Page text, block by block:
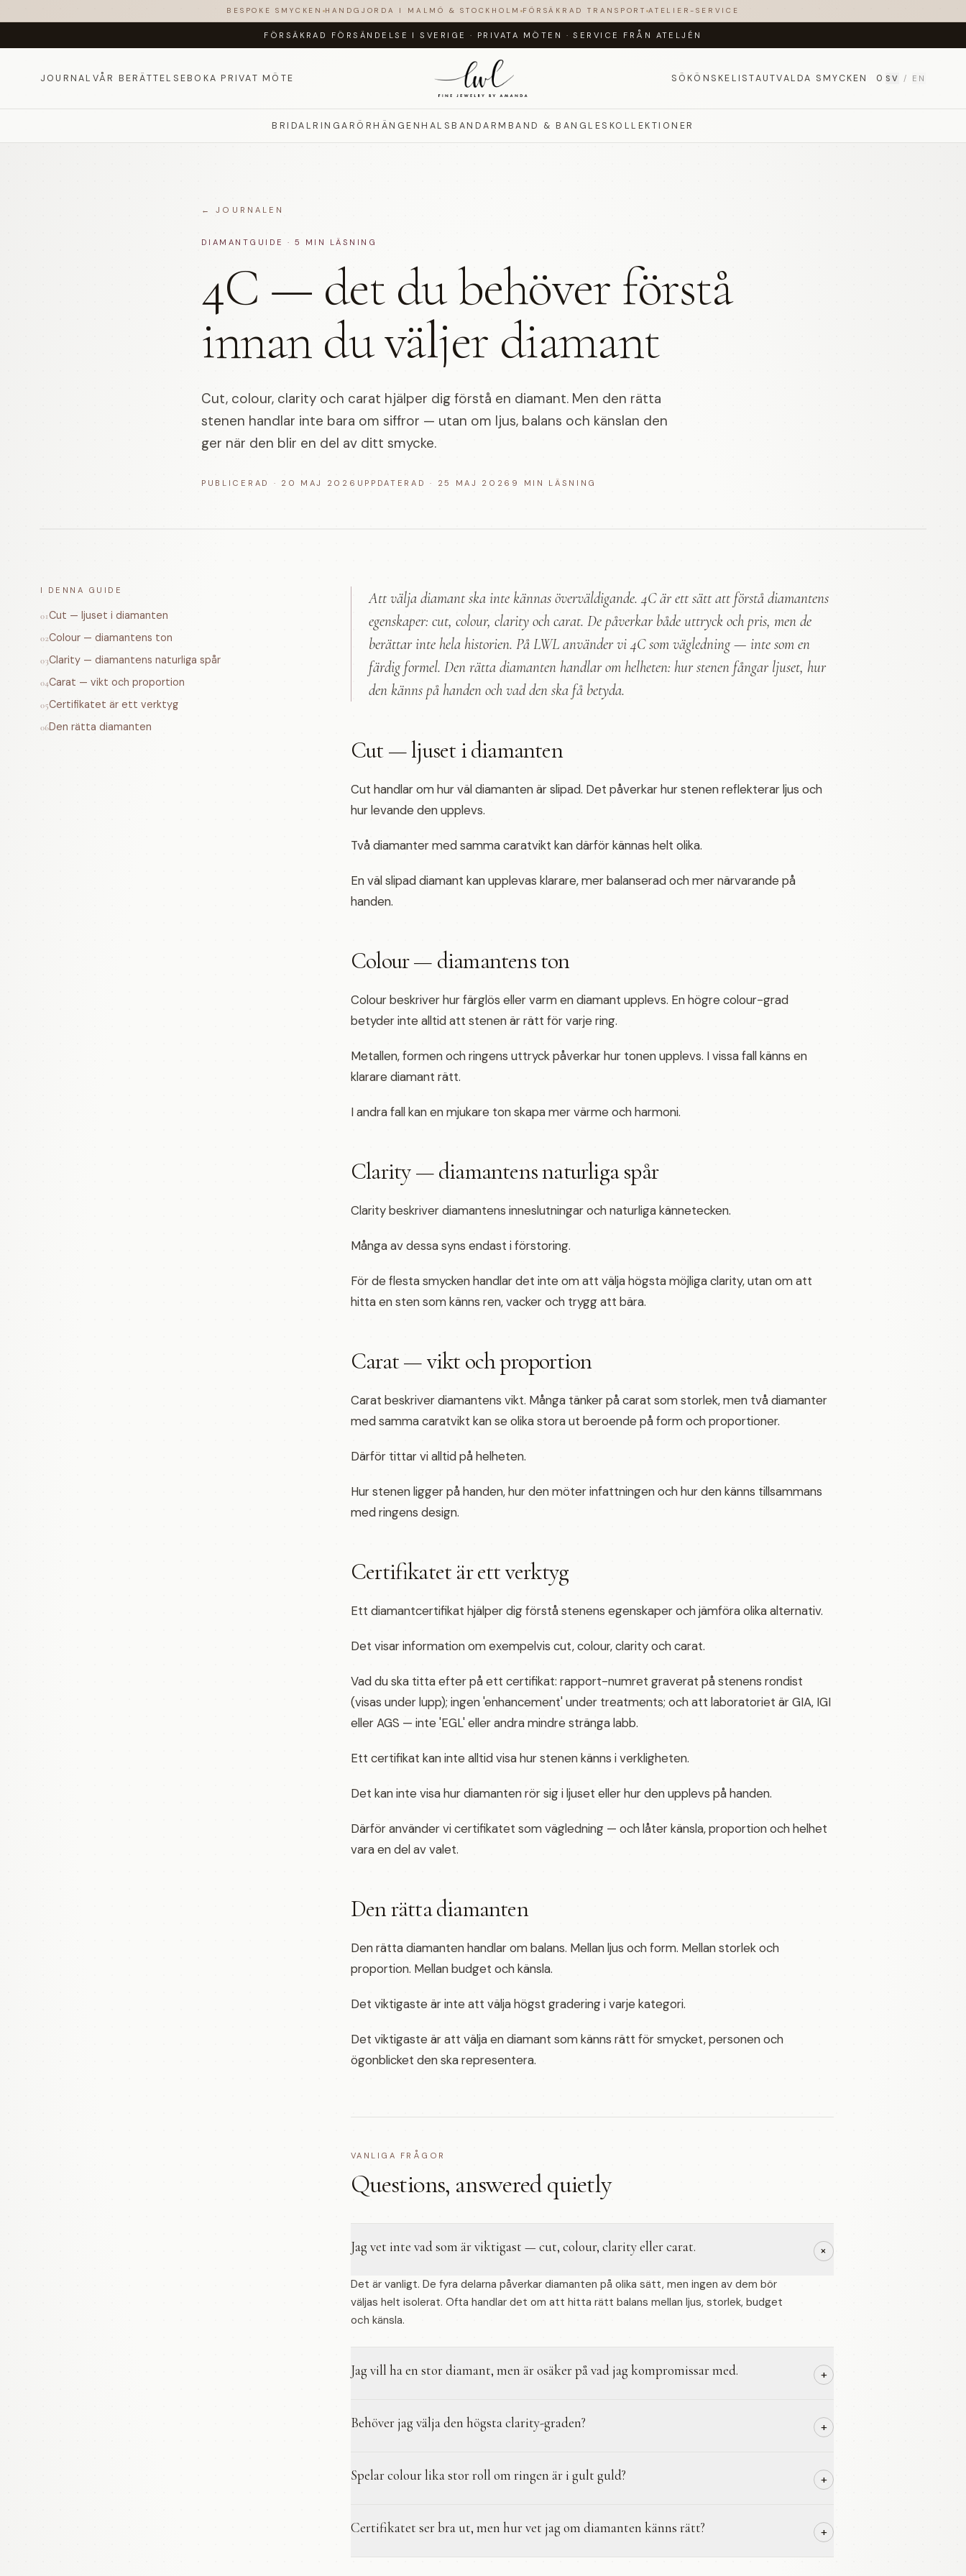
BESPOKE SMYCKEN HANDGJORDA I MALMÖ & STOCKHOLM FÖRSÄKRAD TRANSPORT ATELIER-SERVICE
FÖRSÄKRAD FÖRSÄNDELSE I SVERIGE · PRIVATA MÖTEN ·SERVICE FRÅN ATELJÉN
JOURNAL VÅR BERÄTTELSEBOKA PRIVAT MÖTE SÖKÖNSKELISTAUTVALDA SMYCKEN 0 SV / EN
BRIDALRINGAR ÖRHÄNGENHALSBANDARMBAND & BANGLES KOLLEKTIONER
←JOURNALEN
DIAMANTGUIDE · 5 MIN LÄSNING
4C — det du behöver förstå
innan du väljer diamant
Cut, colour, clarity och carat hjälper dig förstå en diamant. Men den rätta
stenen handlar inte bara om siffror — utan om ljus, balans och känslan den
ger när den blir en del av ditt smycke.
PUBLICERAD · 20 MAJ 2026 UPPDATERAD · 25 MAJ 2026 9 MIN LÄSNING
I DENNA GUIDE
01Cut — ljuset i diamanten
02Colour — diamantens ton
03Clarity — diamantens naturliga spår
04Carat — vikt och proportion
05Certifikatet är ett verktyg
06Den rätta diamanten
Att välja diamant ska inte kännas överväldigande. 4C är ett sätt att förstå diamantens
egenskaper: cut, colour, clarity och carat. De påverkar både uttryck och pris, men de
berättar inte hela historien. På LWL använder vi 4C som vägledning — inte som en
färdig formel. Den rätta diamanten handlar om helheten: hur stenen fångar ljuset, hur
den känns på handen och vad den ska få betyda.
Cut — ljuset i diamanten
Cut handlar om hur väl diamanten är slipad. Det påverkar hur stenen reflekterar ljus och
hur levande den upplevs.
Två diamanter med samma caratvikt kan därför kännas helt olika.
En väl slipad diamant kan upplevas klarare, mer balanserad och mer närvarande på
handen.
Colour — diamantens ton
Colour beskriver hur färglös eller varm en diamant upplevs. En högre colour-grad
betyder inte alltid att stenen är rätt för varje ring.
Metallen, formen och ringens uttryck påverkar hur tonen upplevs. I vissa fall känns en
klarare diamant rätt.
I andra fall kan en mjukare ton skapa mer värme och harmoni.
Clarity — diamantens naturliga spår
Clarity beskriver diamantens inneslutningar och naturliga kännetecken.
Många av dessa syns endast i förstoring.
För de flesta smycken handlar det inte om att välja högsta möjliga clarity, utan om att
hitta en sten som känns ren, vacker och trygg att bära.
Carat — vikt och proportion
Carat beskriver diamantens vikt. Många tänker på carat som storlek, men två diamanter
med samma caratvikt kan se olika stora ut beroende på form och proportioner.
Därför tittar vi alltid på helheten.
Hur stenen ligger på handen, hur den möter infattningen och hur den känns tillsammans
med ringens design.
Certifikatet är ett verktyg
Ett diamantcertifikat hjälper dig förstå stenens egenskaper och jämföra olika alternativ.
Det visar information om exempelvis cut, colour, clarity och carat.
Vad du ska titta efter på ett certifikat: rapport-numret graverat på stenens rondist
(visas under lupp); ingen 'enhancement' under treatments; och att laboratoriet är GIA, IGI
eller AGS — inte 'EGL' eller andra mindre stränga labb.
Ett certifikat kan inte alltid visa hur stenen känns i verkligheten.
Det kan inte visa hur diamanten rör sig i ljuset eller hur den upplevs på handen.
Därför använder vi certifikatet som vägledning — och låter känsla, proportion och helhet
vara en del av valet.
Den rätta diamanten
Den rätta diamanten handlar om balans. Mellan ljus och form. Mellan storlek och
proportion. Mellan budget och känsla.
Det viktigaste är inte att välja högst gradering i varje kategori.
Det viktigaste är att välja en diamant som känns rätt för smycket, personen och
ögonblicket den ska representera.
VANLIGA FRÅGOR
Questions, answered quietly
Jag vet inte vad som är viktigast — cut, colour, clarity eller carat. +
Det är vanligt. De fyra delarna påverkar diamanten på olika sätt, men ingen av dem bör
väljas helt isolerat. Ofta handlar det om att hitta rätt balans mellan ljus, storlek, budget
och känsla.
Jag vill ha en stor diamant, men är osäker på vad jag kompromissar med. +
Behöver jag välja den högsta clarity-graden? +
Spelar colour lika stor roll om ringen är i gult guld? +
Certifikatet ser bra ut, men hur vet jag om diamanten känns rätt? +